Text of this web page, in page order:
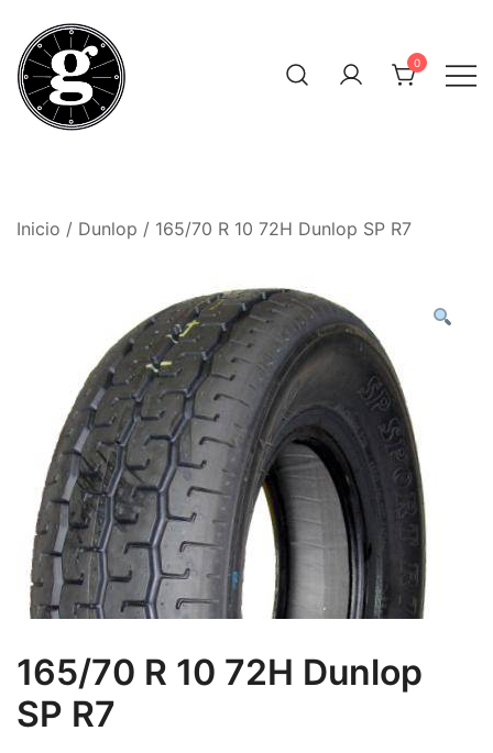
contenido
0
Inicio / Dunlop / 165/70 R 10 72H Dunlop SP R7
165/70 R 10 72H Dunlop
SP R7